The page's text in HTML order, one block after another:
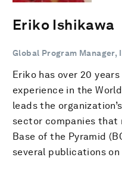
Eriko Ishikawa
Global Program Manager,
Eriko has over 20
experience in the
leads the
sector companies that
Base of the Pyramid
several publications